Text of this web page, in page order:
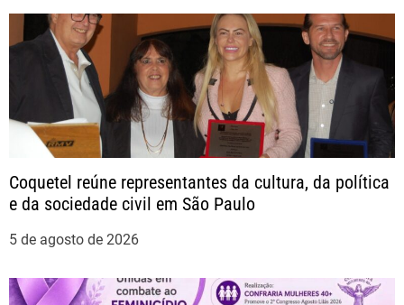
g
o
d
e
Coquetel reúne representantes da cultura, da política
e da sociedade civil em São Paulo
5 de agosto de 2026